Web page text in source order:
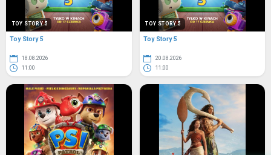
TOY STORY 5
Toy Story 5
18.08.2026
11:00
TOY STORY 5
Toy Story 5
20.08.2026
11:00